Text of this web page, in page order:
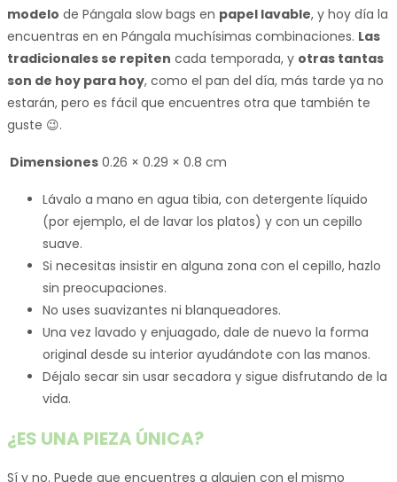
modelo de Pángala slow bags en papel lavable, y hoy día la
encuentras en en Pángala muchísimas combinaciones. Las
tradicionales se repiten cada temporada, y otras tantas
son de hoy para hoy, como el pan del día, más tarde ya no
estarán, pero es fácil que encuentres otra que también te
guste 😉.
Dimensiones 0.26 × 0.29 × 0.8 cm
Lávalo a mano en agua tibia, con detergente líquido
(por ejemplo, el de lavar los platos) y con un cepillo
suave.
Si necesitas insistir en alguna zona con el cepillo, hazlo
sin preocupaciones.
No uses suavizantes ni blanqueadores.
Una vez lavado y enjuagado, dale de nuevo la forma
original desde su interior ayudándote con las manos.
Déjalo secar sin usar secadora y sigue disfrutando de la
vida.
¿ES UNA PIEZA ÚNICA?
Sí y no. Puede que encuentres a alguien con el mismo